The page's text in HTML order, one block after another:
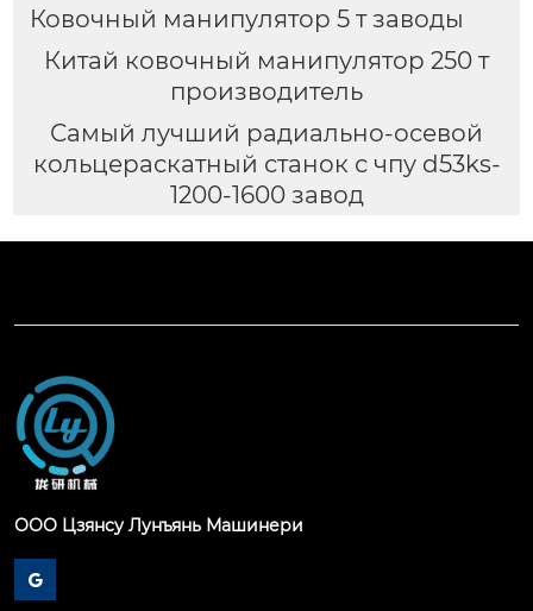
Ковочный манипулятор 5 т заводы
Китай ковочный манипулятор 250 т
производитель
Самый лучший радиально-осевой
кольцераскатный станок с чпу d53ks-
1200-1600 завод
ООО Цзянсу Лунъянь Машинери
